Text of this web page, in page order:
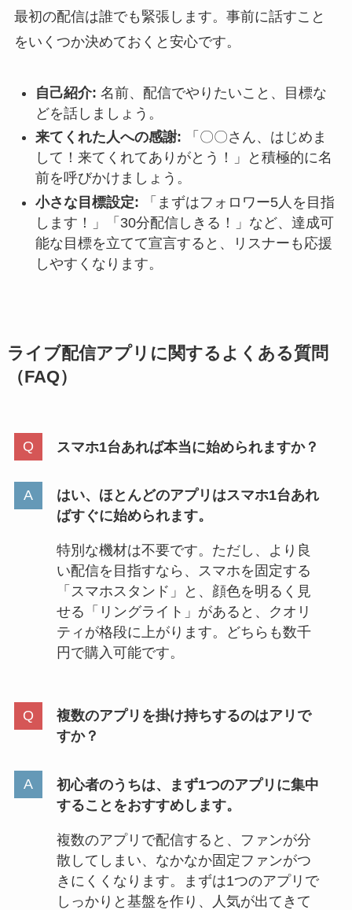
最初の配信は誰でも緊張します。事前に話すこと
をいくつか決めておくと安心です。
自己紹介: 名前、配信でやりたいこと、目標な
どを話しましょう。
来てくれた人への感謝: 「〇〇さん、はじめま
して！来てくれてありがとう！」と積極的に名
前を呼びかけましょう。
小さな目標設定: 「まずはフォロワー5人を目指
します！」「30分配信しきる！」など、達成可
能な目標を立てて宣言すると、リスナーも応援
しやすくなります。
ライブ配信アプリに関するよくある質問
（FAQ）
スマホ1台あれば本当に始められますか？
はい、ほとんどのアプリはスマホ1台あれ
ばすぐに始められます。
特別な機材は不要です。ただし、より良
い配信を目指すなら、スマホを固定する
「スマホスタンド」と、顔色を明るく見
せる「リングライト」があると、クオリ
ティが格段に上がります。どちらも数千
円で購入可能です。
複数のアプリを掛け持ちするのはアリで
すか？
初心者のうちは、まず1つのアプリに集中
することをおすすめします。
複数のアプリで配信すると、ファンが分
散してしまい、なかなか固定ファンがつ
きにくくなります。まずは1つのアプリで
しっかりと基盤を作り、人気が出てきて